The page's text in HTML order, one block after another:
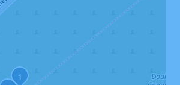
1